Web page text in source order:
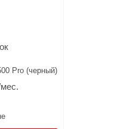
Pro (черный)